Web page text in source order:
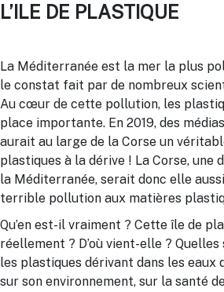
L’ILE DE PLASTIQUE
La Méditerranée est la mer la plus
le constat fait par de nombreux
Au cœur de cette pollution, les
place importante. En 2019, des
aurait au large de la Corse un
plastiques à la dérive ! La Corse, une
la Méditerranée, serait donc elle
terrible pollution aux matières
Qu’en est-il vraiment ? Cette île de
réellement ? D’où vient-elle ?
les plastiques dérivant dans les eaux
sur son environnement, sur la santé